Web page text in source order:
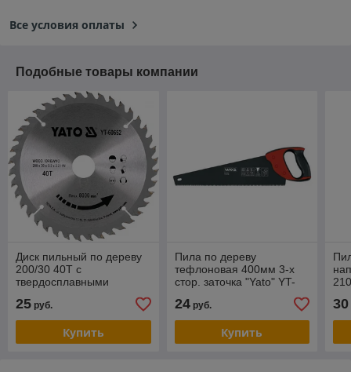
Все условия оплаты
Подобные товары компании
Диск пильный по дереву
200/30 40T с
твердосплавными
60652
25 руб.
Купить
Пила по дереву
тефлоновая 400мм 3-х
стор. заточка "Yato" YT-
24руб.
Купить
30